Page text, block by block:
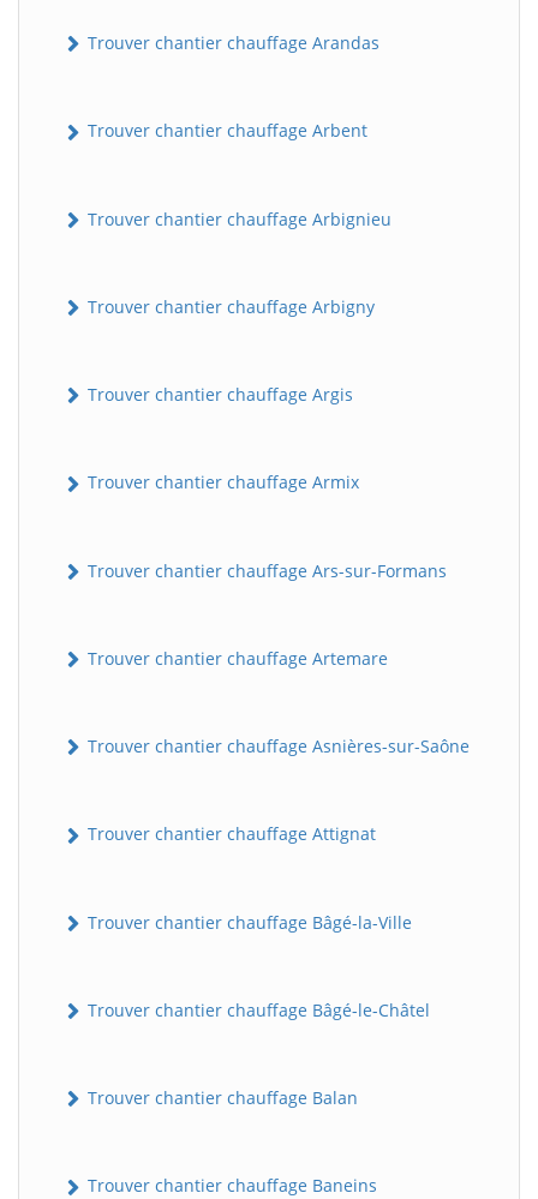
Trouver chantier chauffage Arandas
Trouver chantier chauffage Arbent
Trouver chantier chauffage Arbignieu
Trouver chantier chauffage Arbigny
Trouver chantier chauffage Argis
Trouver chantier chauffage Armix
Trouver chantier chauffage Ars-sur-Formans
Trouver chantier chauffage Artemare
Trouver chantier chauffage Asnières-sur-Saône
Trouver chantier chauffage Attignat
Trouver chantier chauffage Bâgé-la-Ville
Trouver chantier chauffage Bâgé-le-Châtel
Trouver chantier chauffage Balan
Trouver chantier chauffage Baneins